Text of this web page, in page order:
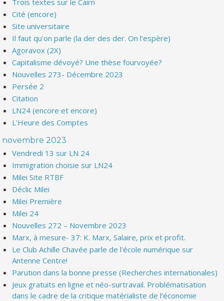
Trois textes sur le Cairn
Cité (encore)
Site universitaire
Il faut qu'on parle (la der des der. On l'espère)
Agoravox (2X)
Capitalisme dévoyé? Une thèse fourvoyée?
Nouvelles 273- Décembre 2023
Persée 2
Citation
LN24 (encore et encore)
L'Heure des Comptes
novembre 2023
Vendredi 13 sur LN 24
Immigration choisie sur LN24
Milei Site RTBF
Déclic Milei
Milei Première
Milei 24
Nouvelles 272 – Novembre 2023
Marx, à mesure- 37: K. Marx, Salaire, prix et profit.
Le Club Achille Chavée parle de l'école numérique sur
Antenne Centre!
Parution dans la bonne presse (Recherches internationales)
Jeux gratuits en ligne et néo-surtravail. Problématisation
dans le cadre de la critique matérialiste de l’économie